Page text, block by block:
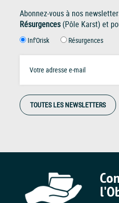
Abonnez-vous à nos
Résurgences(Pôle Karst) et
Inf'Orisk Résurgences
TOUTES LES NEWSLETTERS